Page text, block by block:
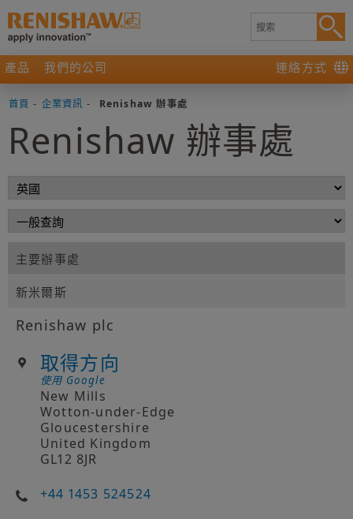
產品 我們的公司 連絡方式
首頁 - 企業資訊 - Renishaw 辦事處
Renishaw 辦事處
主要辦事處
新米爾斯
Renishaw plc
取得方向
使用 Google
New Mills
Wotton-under-Edge
Gloucestershire
United Kingdom
GL12 8JR
+44 1453 524524